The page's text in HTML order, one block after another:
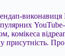
виконавиця
комікеса
присутність.